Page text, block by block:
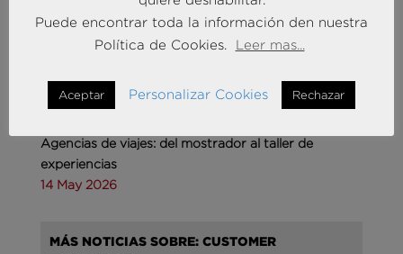
Agencias de viajes: del mostrador al taller de
experiencias
14 May 2026
MÁS NOTICIAS SOBRE: CUSTOMER
Puede encontrar toda la información den nuestra
Política de Cookies.
Leer mas...
Aceptar Personalizar Cookies Rechazar